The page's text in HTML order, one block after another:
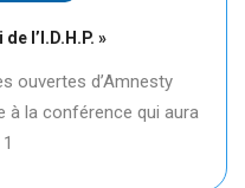
l’I.D.H.P. »
ouvertes d’Amnesty
à la conférence qui aura